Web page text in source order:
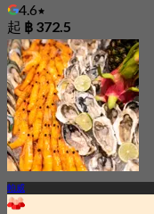
4.6
起 ฿ 372.5
帕威